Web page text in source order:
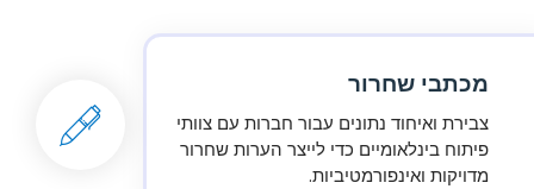
מכתבי שחרור
צבירת ואיחוד נתונים עבור חברות עם צוותי
פיתוח בינלאומיים כדי לייצר הערות שחרור
מדויקות ואינפורמטיביות.